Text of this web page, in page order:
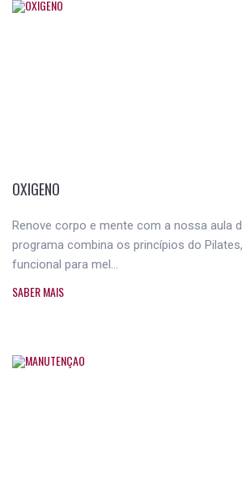
OXIGENO
Renove corpo e mente com a nossa aula
programa combina os princípios do
funcional para mel...
SABER MAIS